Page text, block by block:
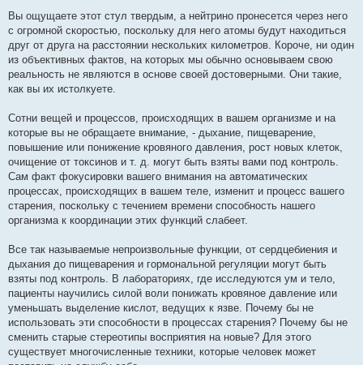
Вы ощущаете этот стул твердым, а нейтрино пронесется через него
с огромной скоростью, поскольку для него атомы будут находиться
друг от друга на расстоянии нескольких километров. Короче, ни один
из объективных фактов, на которых мы обычно основываем свою
реальность не являются в основе своей достоверными. Они такие,
как вы их истолкуете.
Сотни вещей и процессов, происходящих в вашем организме и на
которые вы не обращаете внимание, - дыхание, пищеварение,
повышение или понижение кровяного давления, рост новых клеток,
очищение от токсинов и т. д. могут быть взяты вами под контроль.
Сам факт фокусировки вашего внимания на автоматических
процессах, происходящих в вашем теле, изменит и процесс вашего
старения, поскольку с течением времени способность нашего
организма к координации этих функций слабеет.
Все так называемые непроизвольные функции, от сердцебиения и
дыхания до пищеварения и гормональной регуляции могут быть
взяты под контроль. В лабораториях, где исследуются ум и тело,
пациенты научились силой воли понижать кровяное давление или
уменьшать выделение кислот, ведущих к язве. Почему бы не
использовать эти способности в процессах старения? Почему бы не
сменить старые стереотипы восприятия на новые? Для этого
существует многочисленные техники, которые человек может